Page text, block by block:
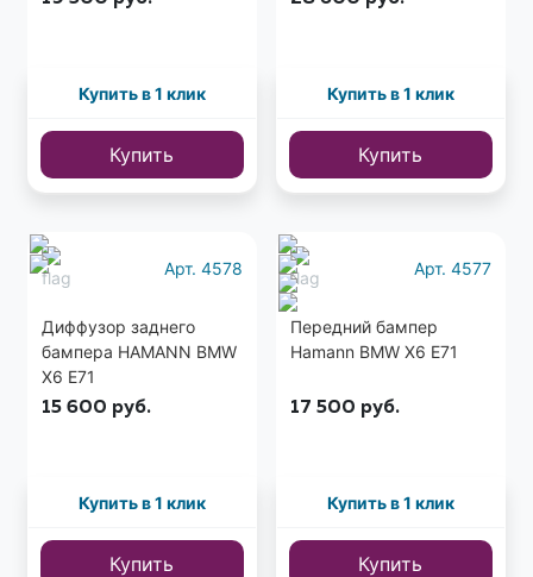
Купить в 1 клик
Купить
Купить в 1 клик
Купить
Арт. 4578
Диффузор заднего
бампера HAMANN BMW
X6 E71
15 600 руб.
Купить в 1 клик
Купить
Арт. 4577
Передний бампер
Hamann BMW X6 E71
17 500 руб.
Купить в 1 клик
Купить